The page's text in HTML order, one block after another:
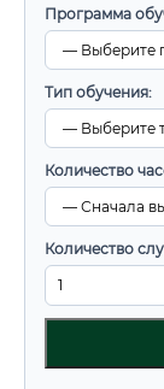
Программа
Тип обучения:
Количество
Количество